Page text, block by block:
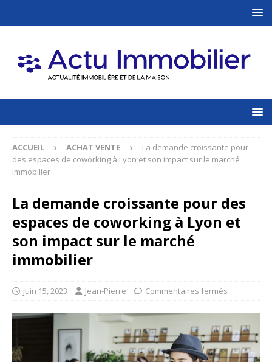
ACCUEIL ACHAT VENTE
La demande croissante pour
des espaces de coworking à Lyon et son impact sur le marché
immobilier
La demande croissante pour des
espaces de coworking à Lyon et
son impact sur le marché
immobilier
juin 15, 2023 Jean-Pierre Commentaires fermés